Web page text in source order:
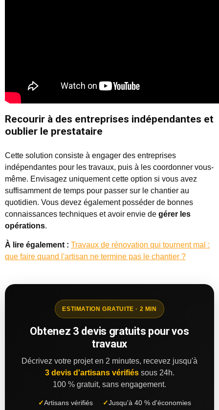
Recourir à des entreprises indépendantes et
oublier le prestataire
Cette solution consiste à engager des entreprises
indépendantes pour les travaux, puis à les coordonner vous-
même. Envisagez uniquement cette option si vous avez
suffisamment de temps pour passer sur le chantier au
quotidien. Vous devez également posséder de bonnes
connaissances techniques et avoir envie de gérer les
opérations.
À lire également : Travaux de rénovation qui tournent mal :
que faire quand l'artisan ne termine pas le chantier ?
ESTIMATION GRATUITE · 2 MIN
Obtenez 3 devis gratuits pour vos
travaux
Décrivez votre projet en 2 minutes, recevez jusqu'à
3 devis d'artisans vérifiéssous 24h.
100 % gratuit, sans engagement.
✓Artisans vérifiés ✓Jusqu'à 40 % d'économies